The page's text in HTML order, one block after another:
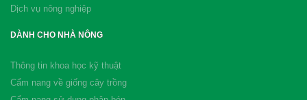
Dịch vụ nông nghiệp
DÀNH CHO NHÀ NÔNG
Thông tin khoa học kỹ thuật
Cẩm nang về giống cây trồng